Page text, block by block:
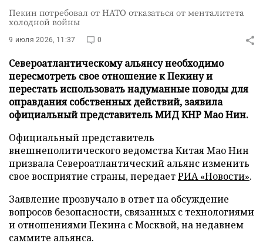
Пекин потребовал от НАТО отказаться от менталитета
холодной войны
9 июля 2026, 11:37 0
Североатлантическому альянсу необходимо
пересмотреть свое отношение к Пекину и
перестать использовать надуманные поводы для
оправдания собственных действий, заявила
официальный представитель МИД КНР Мао Нин.
Официальный представитель
внешнеполитического ведомства Китая Мао Нин
призвала Североатлантический альянс изменить
свое восприятие страны, передаетРИА «Новости».
Заявление прозвучало в ответ на обсуждение
вопросов безопасности, связанных с технологиями
и отношениями Пекина с Москвой, на недавнем
саммите альянса.